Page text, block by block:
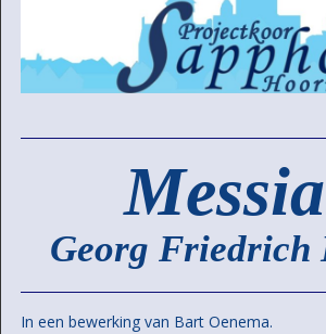
Georg Friedrich
In een bewerking van Bart Oenema.